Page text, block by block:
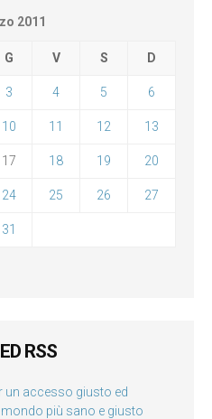
2011
G V S D
3 4 5 6
10 11 12 13
17 18 19 20
24 25 26 27
31
RSS
un accesso giusto ed
più sano e giusto